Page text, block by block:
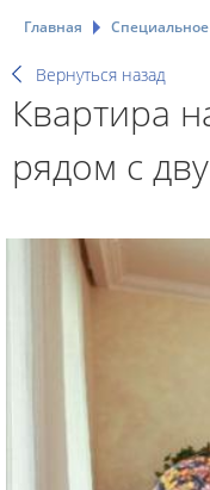
Главная
Вернуться назад
Квартира
рядом с